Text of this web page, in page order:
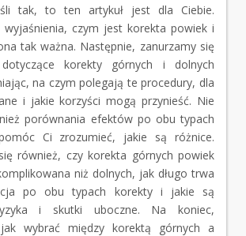
tak, to ten artykuł jest dla Ciebie.
wyjaśnienia, czym jest korekta powiek i
tak ważna. Następnie, zanurzamy się
korekty górnych i dolnych
na czym polegają te procedury, dla
i jakie korzyści mogą przynieść. Nie
porównania efektów po obu typach
Ci zrozumieć, jakie są różnice.
również, czy korekta górnych powiek
niż dolnych, jak długo trwa
po obu typach korekty i jakie są
i skutki uboczne. Na koniec,
wybrać między korektą górnych a